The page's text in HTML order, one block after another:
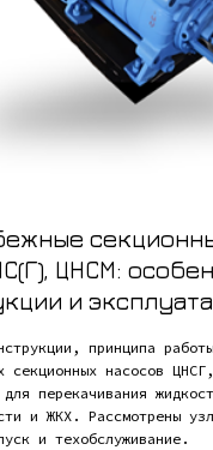
ЦНСМ:
и
принципа
секционных насосов
для перекачивания
и ЖКХ. Рассмотрены
и техобслуживание.